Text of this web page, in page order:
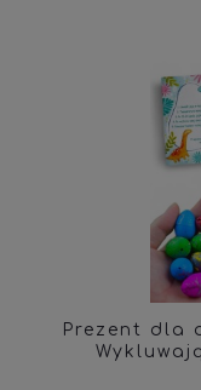
Prezent dla